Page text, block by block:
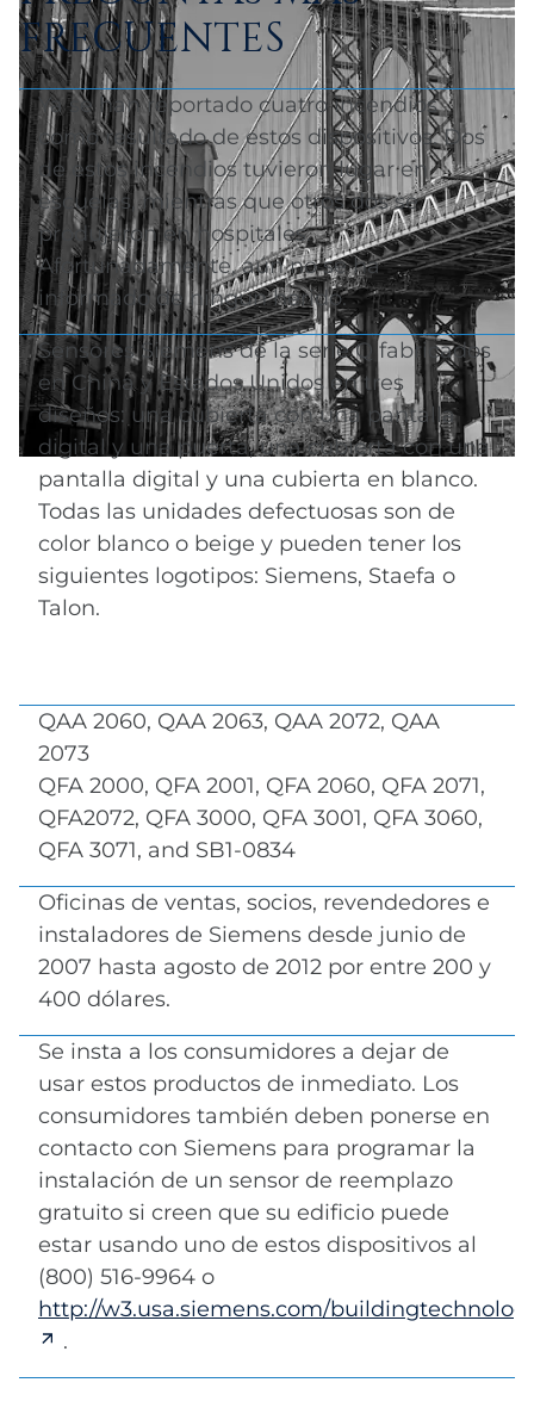
FRECUENTES
Ya se han reportado cuatro incendios
como resultado de estos dispositivos. Dos
de estos incendios tuvieron lugar en
escuelas, mientras que otros dos se
produjeron en hospitales.
Afortunadamente, aún no se ha
informado de ningún herido.
Sensores Siemens de la serie Q fabricados
en China y Estados Unidos en tres
diseños: una cubierta con una pantalla
digital y una puerta, una cubierta con una
pantalla digital y una cubierta en blanco.
Todas las unidades defectuosas son de
color blanco o beige y pueden tener los
siguientes logotipos: Siemens, Staefa o
Talon.
QAA 2060, QAA 2063, QAA 2072, QAA
2073
QFA 2000, QFA 2001, QFA 2060, QFA 2071,
QFA2072, QFA 3000, QFA 3001, QFA 3060,
QFA 3071, and SB1-0834
Oficinas de ventas, socios, revendedores e
instaladores de Siemens desde junio de
2007 hasta agosto de 2012 por entre 200 y
400 dólares.
Se insta a los consumidores a dejar de
usar estos productos de inmediato. Los
consumidores también deben ponerse en
contacto con Siemens para programar la
instalación de un sensor de reemplazo
gratuito si creen que su edificio puede
estar usando uno de estos dispositivos al
(800) 516-9964 o
http://w3.usa.siemens.com/
.